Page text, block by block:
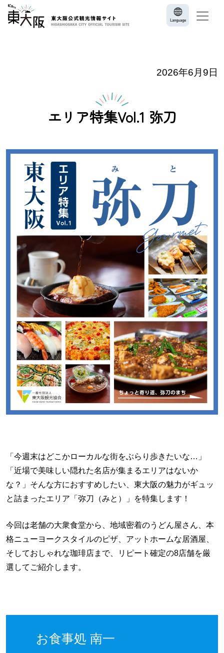
Language
2026年6月9日
エリア特集Vol.1 弥刀
「今週末はどこかローカルな街をぶらり歩きたいな…」
「近場で美味しい隠れた名店が集まるエリアはないか
な？」そんな方におすすめしたい、東大阪の魅力がギュッ
と詰まったエリア「弥刀（みと）」を特集します！
今回は老舗の大衆食堂から、地域密着のうどん屋さん、本
格ニューヨークスタイルのピザ、アットホームな居酒屋、
そしておしゃれな珈琲店まで、リピート確定の8店舗を厳
選してご紹介します。
お食事処 南一